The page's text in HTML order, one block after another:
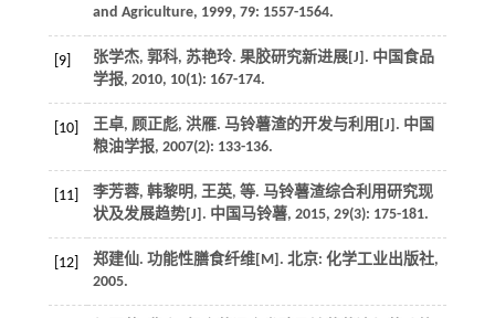
and Agriculture, 1999, 79: 1557-1564.
[9] 张学杰, 郭科, 苏艳玲. 果胶研究新进展[J]. 中国食品
学报, 2010, 10(1): 167-174.
[10] 王卓, 顾正彪, 洪雁. 马铃薯渣的开发与利用[J]. 中国
粮油学报, 2007(2): 133-136.
[11] 李芳蓉, 韩黎明, 王英, 等. 马铃薯渣综合利用研究现
状及发展趋势[J]. 中国马铃薯, 2015, 29(3): 175-181.
[12] 郑建仙. 功能性膳食纤维[M]. 北京: 化学工业出版社,
2005.